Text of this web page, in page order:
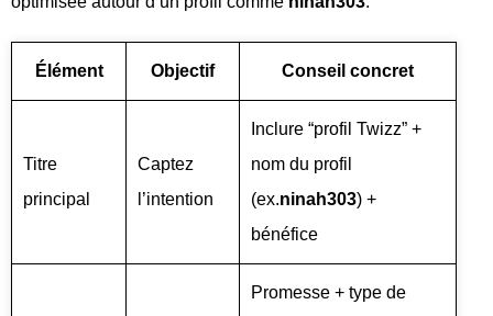
Élément Objectif Conseil concret
Titre
principal
Captez
l’intention
Inclure “profil Twizz” +
nom du profil
(ex.ninah303) +
bénéfice
Promesse + type de